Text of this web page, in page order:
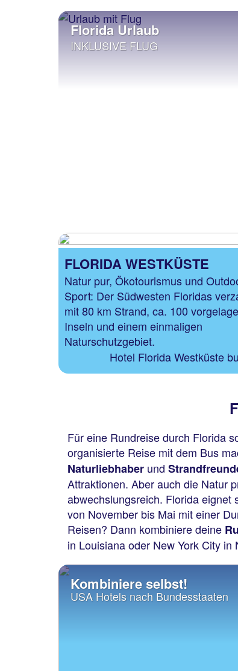
Florida Urlaub
INKLUSIVE FLUG
FLORIDA WESTKÜSTE
Natur pur, Ökotourismus und
Sport: Der Südwesten Floridas
mit 80 km Strand, ca. 100
Inseln und einem einmaligen
Naturschutzgebiet.
Hotel Florida Westküste
Für eine Rundreise durch Florida
organisierte Reise mit dem Bus
Naturliebhaber und
Attraktionen. Aber auch die Natur
abwechslungsreich. Florida eignet
von November bis Mai mit einer
Reisen? Dann kombiniere deine
in Louisiana oder New York City
Kombiniere selbst!
USA Hotels nach Bundesstaaten